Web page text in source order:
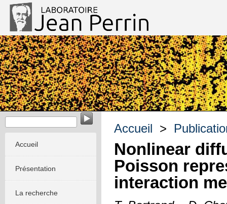
EvoMorph - Evolution & Morphogenèse dans les systèmes
Accueil
Présentation
La recherche
Accueil >
Nonlinear
Poisson
interaction